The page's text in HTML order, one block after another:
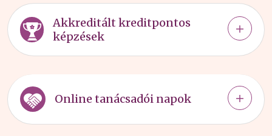
Akkreditált kreditpontos
képzések
Online tanácsadói napok